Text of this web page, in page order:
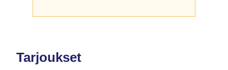
Tarjoukset